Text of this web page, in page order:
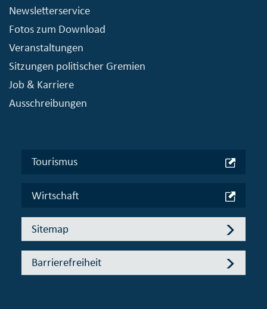
Newsletterservice
Fotos zum Download
Veranstaltungen
Sitzungen politischer Gremien
Job & Karriere
Ausschreibungen
Tourismus
Wirtschaft
Sitemap
Barrierefreiheit